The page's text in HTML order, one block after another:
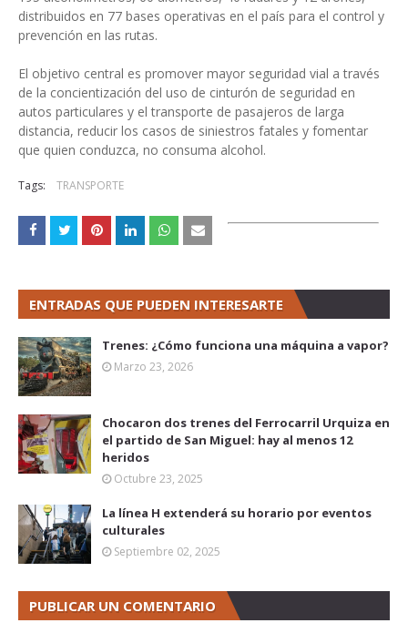
distribuidos en 77 bases operativas en el país para el control y
prevención en las rutas.
El objetivo central es promover mayor seguridad vial a través
de la concientización del uso de cinturón de seguridad en
autos particulares y el transporte de pasajeros de larga
distancia, reducir los casos de siniestros fatales y fomentar
que quien conduzca, no consuma alcohol.
Tags: TRANSPORTE
ENTRADAS QUE PUEDEN INTERESARTE
Trenes: ¿Cómo funciona una máquina a vapor?
Marzo 23, 2026
Chocaron dos trenes del Ferrocarril Urquiza en
el partido de San Miguel: hay al menos 12
heridos
Octubre 23, 2025
La línea H extenderá su horario por eventos
culturales
Septiembre 02, 2025
PUBLICAR UN COMENTARIO